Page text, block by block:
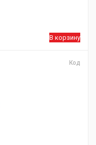
В корзину
Код